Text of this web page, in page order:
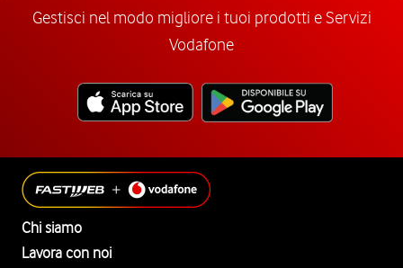
Gestisci nel modo migliore i tuoi prodotti e Servizi
Vodafone
Chi siamo
Lavora con noi